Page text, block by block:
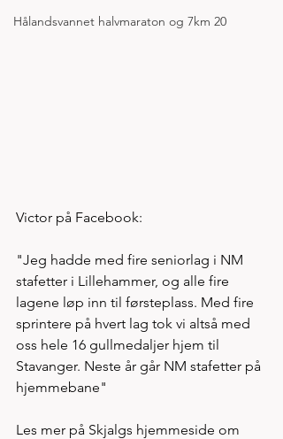
Hålandsvannet halvmaraton og 7km 20
Victor på Facebook:
"Jeg hadde med fire seniorlag i NM
stafetter i Lillehammer, og alle fire
lagene løp inn til førsteplass. Med fire
sprintere på hvert lag tok vi altså med
oss hele 16 gullmedaljer hjem til
Stavanger. Neste år går NM stafetter på
hjemmebane"
Les mer på Skjalgs hjemmeside om